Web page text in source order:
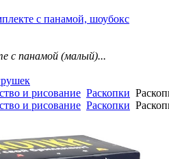
с панамой, шоубокс
с панамой (малый)...
и рисование Раскопки
и рисование Раскопки